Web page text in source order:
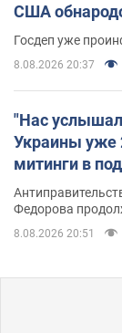
США
Госдеп уже
8.08.2026 20:37
"Нас
Украины уже
митинги в
Федорова
8.08.2026 20:51